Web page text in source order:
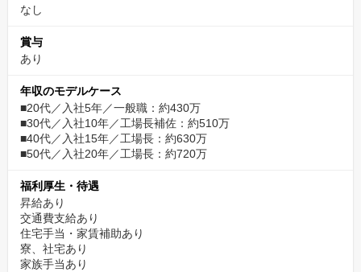
なし
賞与
あり
年収のモデルケース
■20代／入社5年／一般職：約430万
■30代／入社10年／工場長補佐：約510万
■40代／入社15年／工場長：約630万
■50代／入社20年／工場長：約720万
福利厚生・待遇
昇給あり
交通費支給あり
住宅手当・家賃補助あり
寮、社宅あり
家族手当あり